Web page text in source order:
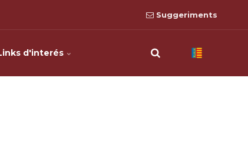
Suggeriments
d'interés